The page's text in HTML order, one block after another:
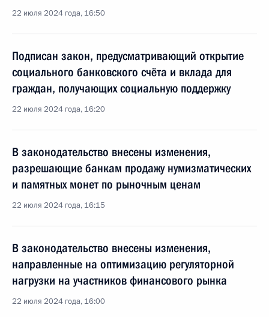
22 июля 2024 года, 16:50
Подписан закон, предусматривающий открытие
социального банковского счёта и вклада для
граждан, получающих социальную поддержку
22 июля 2024 года, 16:20
В законодательство внесены изменения,
разрешающие банкам продажу нумизматических
и памятных монет по рыночным ценам
22 июля 2024 года, 16:15
В законодательство внесены изменения,
направленные на оптимизацию регуляторной
нагрузки на участников финансового рынка
22 июля 2024 года, 16:00